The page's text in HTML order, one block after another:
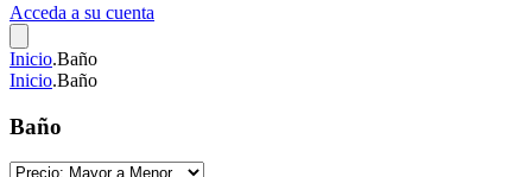
Acceda a su cuenta
Inicio.Baño
Inicio.Baño
Baño